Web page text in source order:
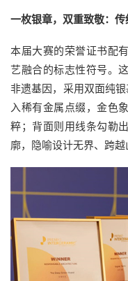
一枚银章，双重致敬：
本届大赛的荣誉证书配
艺融合的标志性符号。
非遗基因，采用双面纯
入稀有金属点缀，金色
粹；背面则用线条勾勒
廓，隐喻设计无界、跨越